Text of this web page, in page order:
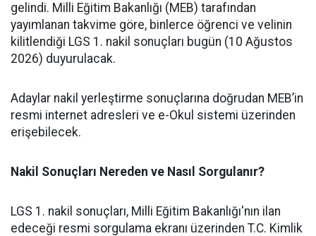
gelindi. Milli Eğitim Bakanlığı (MEB) tarafından
yayımlanan takvime göre, binlerce öğrenci ve velinin
kilitlendiği LGS 1. nakil sonuçları bugün (10 Ağustos
2026) duyurulacak.
​Adaylar nakil yerleştirme sonuçlarına doğrudan MEB’in
resmi internet adresleri ve e-Okul sistemi üzerinden
erişebilecek.
Nakil Sonuçları Nereden ve Nasıl Sorgulanır?
​LGS 1. nakil sonuçları, Milli Eğitim Bakanlığı'nın ilan
edeceği resmi sorgulama ekranı üzerinden T.C. Kimlik